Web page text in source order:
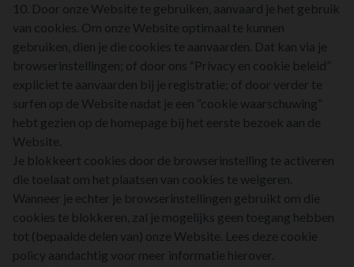
10. Door onze Website te gebruiken, aanvaard je het gebruik
van cookies. Om onze Website optimaal te kunnen
gebruiken, dien je die cookies te aanvaarden. Dat kan via je
browserinstellingen; of door ons “Privacy en cookie beleid”
expliciet te aanvaarden bij je registratie; of door verder te
surfen op de Website nadat je een “cookie waarschuwing”
hebt gezien op de homepage bij het eerste bezoek aan de
Website.
Je blokkeert cookies door de browserinstelling te activeren
die toelaat om het plaatsen van cookies te weigeren.
Wanneer je echter je browserinstellingen gebruikt om die
cookies te blokkeren, zal je mogelijks geen toegang hebben
tot (bepaalde delen van) onze Website. Lees deze cookie
policy aandachtig voor meer informatie hierover.